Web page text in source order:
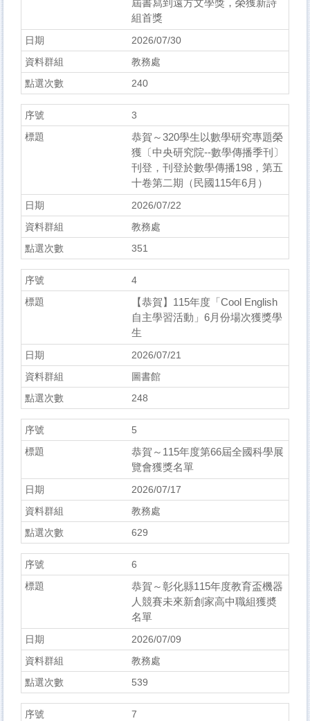
屆書寫到遠方文學獎，榮獲新詩
組首獎
2026/07/30
教務處
240
3
恭賀～320學生以數學研究專題榮
獲〔中央研究院--數學傳播季刊〕
刊登，刊登於數學傳播198，第五
十卷第二期（民國115年6月）
2026/07/22
教務處
351
4
【恭賀】115年度「Cool English
自主學習活動」6月份場次獲獎學
生
2026/07/21
圖書館
248
5
恭賀～115年度第66屆全國科學展
覽會獲獎名單
2026/07/17
教務處
629
6
恭賀～彰化縣115年度教育盃機器
人競賽未來新創家高中職組獲奬
名單
2026/07/09
教務處
539
7